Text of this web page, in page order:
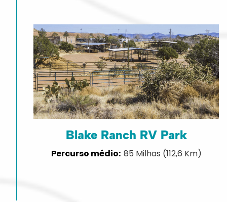
Blake Ranch RV Park
85 Milhas (112,6 Km)